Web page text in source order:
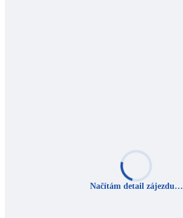
Načítám detail zájezdu…